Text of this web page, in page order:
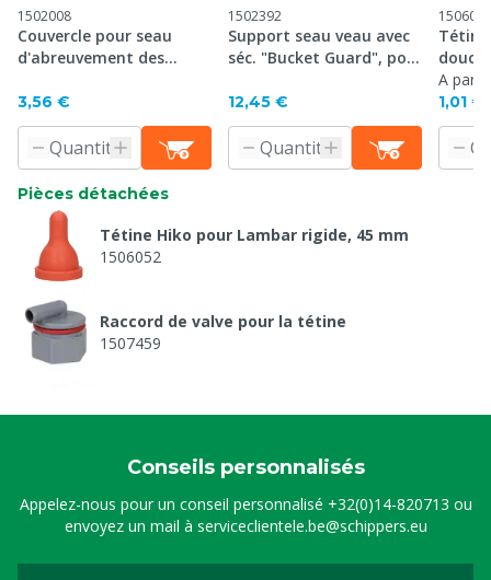
1502008
Couvercle pour seau
d'abreuvement des
3,56 €
1502392
Support seau veau avec
séc. "Bucket Guard", pour
12,45 €
1506048
A
1,01 €
Pièces détachées
Tétine Hiko pour Lambar rigide, 45 mm
1506052
Raccord de valve pour la tétine
1507459
Conseils personnalisés
Appelez-nous pour un conseil personnalisé +32(0)14-820713 ou
envoyez un mail à serviceclientele.be@schippers.eu